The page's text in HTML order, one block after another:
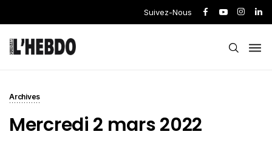
Suivez-Nous
Archives
Mercredi 2 mars 2022